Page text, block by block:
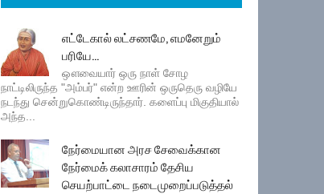
எட்டேகால் லட்சணமே, எமனேறும்
பரியே...
ஔவையார் ஒரு நாள் சோழ
நாட்டிலிருந்த "அம்பர்" என்ற ஊரின் ஒருதெரு வழியே
நடந்து சென்றுகொண்டிருந்தார். களைப்பு மிகுதியால்
அந்த...
நேர்மையான அரச சேவைக்கான
நேர்மைக் கலாசாரம் தேசிய
செயற்பாட்டை நடைமுறைப்படுத்தல்